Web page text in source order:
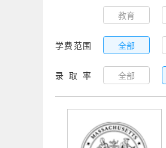
比利时
中国台湾
教育
学费范围 全部
录取率 全部